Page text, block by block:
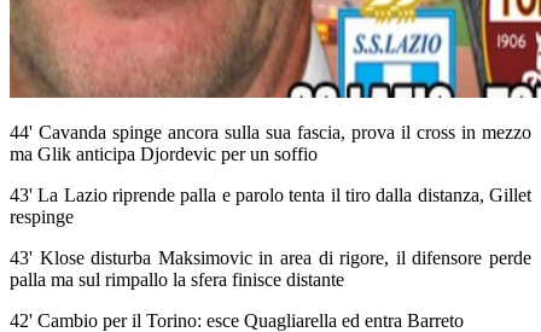
44' Cavanda spinge ancora sulla sua fascia, prova il cross in mezzo
ma Glik anticipa Djordevic per un soffio
43' La Lazio riprende palla e parolo tenta il tiro dalla distanza, Gillet
respinge
43' Klose disturba Maksimovic in area di rigore, il difensore perde
palla ma sul rimpallo la sfera finisce distante
42' Cambio per il Torino: esce Quagliarella ed entra Barreto